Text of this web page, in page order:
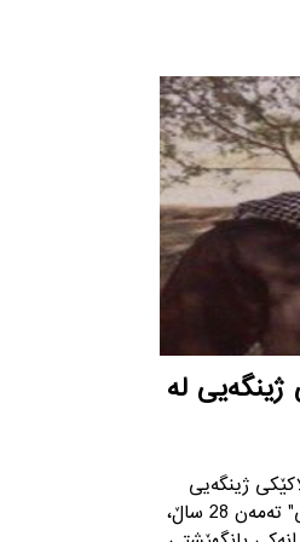
ژینگەیی له‌
چالاکێكی ژینگەیی
خه‌ڵكی سه‌قز بەناوی "محەمەد سەلیمی" تەمەن 28 ساڵ،